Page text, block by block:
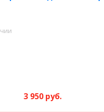
3 950 руб.